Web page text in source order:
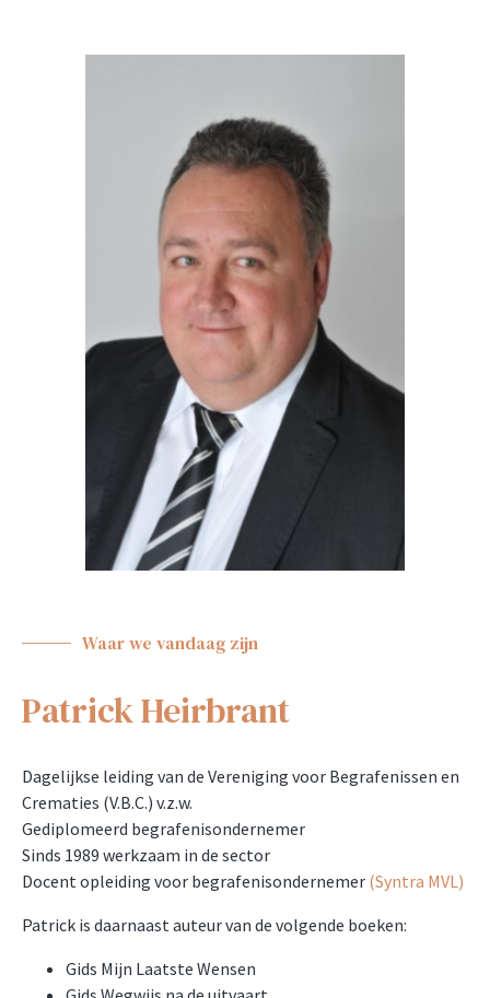
Waar we vandaag zijn
Patrick Heirbrant
Dagelijkse leiding van de Vereniging voor Begrafenissen en
Crematies (V.B.C.) v.z.w.
Gediplomeerd begrafenisondernemer
Sinds 1989 werkzaam in de sector
Docent opleiding voor begrafenisondernemer (Syntra MVL)
Patrick is daarnaast auteur van de volgende boeken:
Gids Mijn Laatste Wensen